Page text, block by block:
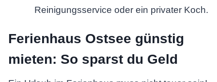
Reinigungsservice oder ein privater Koch.
Ferienhaus Ostsee günstig
mieten: So sparst du Geld